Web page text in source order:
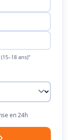
ans)"
en 24h